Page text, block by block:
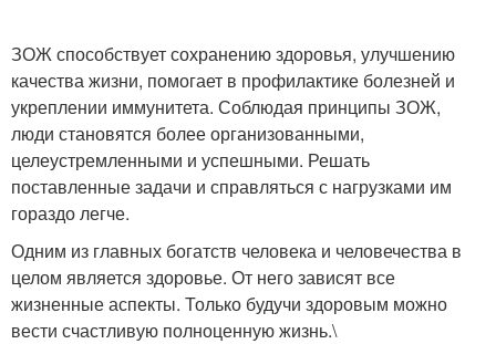
ЗОЖ способствует сохранению здоровья, улучшению
качества жизни, помогает в профилактике болезней и
укреплении иммунитета. Соблюдая принципы ЗОЖ,
люди становятся более организованными,
целеустремленными и успешными. Решать
поставленные задачи и справляться с нагрузками им
гораздо легче.
Одним из главных богатств человека и человечества в
целом является здоровье. От него зависят все
жизненные аспекты. Только будучи здоровым можно
вести счастливую полноценную жизнь.\